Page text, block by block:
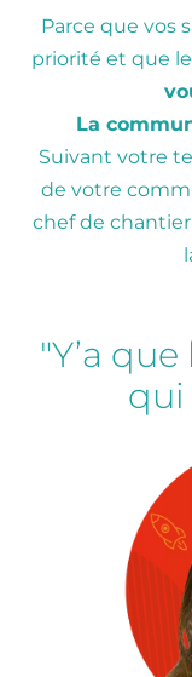
Parce que vos
priorité et que
La
Suivant votre
de votre
chef de
"Y’a
qui